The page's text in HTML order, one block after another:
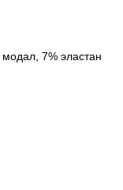
7% эластан